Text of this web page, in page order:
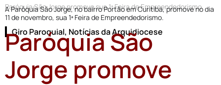
Paróquia São Jorge promove sua 1ª Feira de Empreendedorismo
A Paróquia São Jorge, no bairro Portão em Curitiba, promove no dia
11 de novembro, sua 1ª Feira de Empreendedorismo.
Giro Paroquial, Notícias da Arquidiocese
Paróquia São
Jorge promove